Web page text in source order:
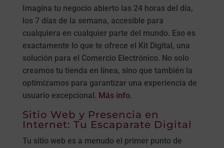
Imagina tu negocio abierto las 24 horas del día,
los 7 días de la semana, accesible para
cualquiera en cualquier parte del mundo. Eso es
exactamente lo que te ofrece el Kit Digital, una
solución para el Comercio Electrónico. No solo
creamos tu tienda en línea, sino que también la
optimizamos para garantizar una experiencia de
usuario excepcional. Más info.
Sitio Web y Presencia en
Internet: Tu Escaparate Digital
Tu sitio web es a menudo el primer punto de